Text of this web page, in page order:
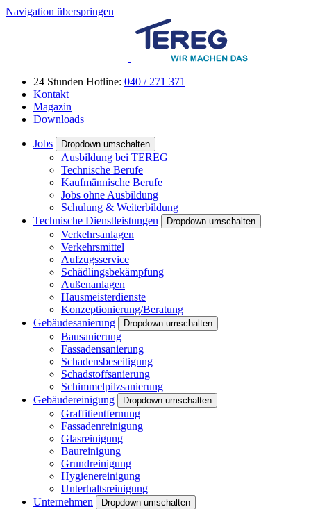
Navigation überspringen
24 Stunden Hotline: 040 / 271 371
Kontakt
Magazin
Downloads
Jobs Dropdown umschalten
Ausbildung bei TEREG
Technische Berufe
Kaufmännische Berufe
Jobs ohne Ausbildung
Schulung & Weiterbildung
Technische Dienstleistungen
Dropdown umschalten
Verkehrsanlagen
Verkehrsmittel
Aufzugsservice
Schädlingsbekämpfung
Außenanlagen
Hausmeisterdienste
Konzeptionierung/Beratung
Gebäudesanierung
Dropdown umschalten
Bausanierung
Fassadensanierung
Schadensbeseitigung
Schadstoffsanierung
Schimmelpilzsanierung
Gebäudereinigung
Dropdown umschalten
Graffitientfernung
Fassadenreinigung
Glasreinigung
Baureinigung
Grundreinigung
Hygienereinigung
Unterhaltsreinigung
Unternehmen
Dropdown umschalten